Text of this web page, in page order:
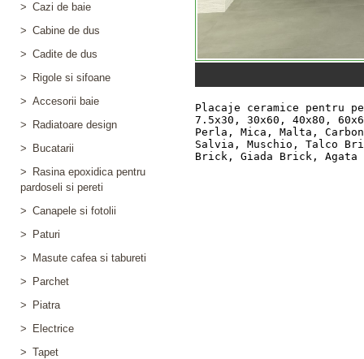
> Cazi de baie
> Cabine de dus
> Cadite de dus
>
Rigole si sifoane
> Accesorii baie
>
Radiatoare design
>
Bucatarii
>
Rasina epoxidica pentru
pardoseli si pereti
> Canapele si fotolii
>
Paturi
>
Masute cafea si tabureti
>
Parchet
>
Piatra
>
Electrice
> Tapet